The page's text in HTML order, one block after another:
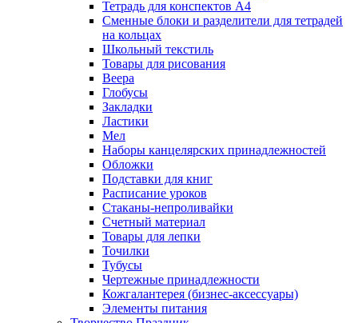
Тетрадь для конспектов А4
Сменные блоки и разделители для тетрадей
на кольцах
Школьный текстиль
Товары для рисования
Веера
Глобусы
Закладки
Ластики
Мел
Наборы канцелярских принадлежностей
Обложки
Подставки для книг
Расписание уроков
Стаканы-непроливайки
Счетный материал
Товары для лепки
Точилки
Тубусы
Чертежные принадлежности
Кожгалантерея (бизнес-аксессуары)
Элементы питания